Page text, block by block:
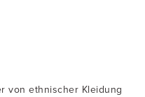
von ethnischer Kleidung